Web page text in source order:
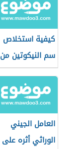
كيفية استخلاص
سم النيكوتين من
التبغ
العامل الجيني
الوراثي أثره على